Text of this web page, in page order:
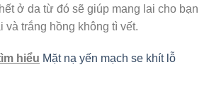
ở da từ đó sẽ giúp mang lai cho bạn
và trắng hồng không tì vết.
hiểu Mặt nạ yến mạch se khít lỗ